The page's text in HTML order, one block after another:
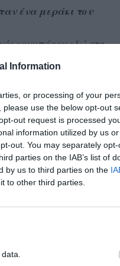
Information
or processing of your
use the below opt-out
out request is processed
information utilized by us
out. You may separately
parties on the IAB’s list of
by us to third parties on the
to other third parties.
ένα μεράκι του
κουμπάρου εδώ στη
στον πατέρα μου το
μελετημένη και
Η εταιρεία άρχισε να
το 2022 κυκλοφορήσαμε
Αλήθεια,
καινούργιο προϊόν.
ως φοιτητής, πιο